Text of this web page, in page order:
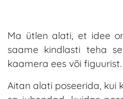
Ma ütlen alati, et idee
saame kindlasti teha
kaamera ees või figuurist.
Aitan alati poseerida, kui